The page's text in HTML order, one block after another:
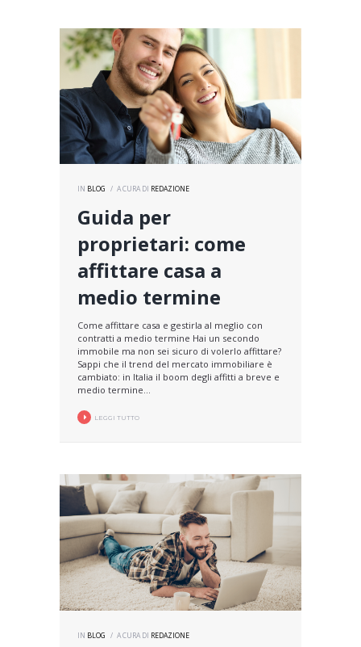
IN BLOG A CURA DI REDAZIONE
Guida per
proprietari: come
affittare casa a
medio termine
Come affittare casa e gestirla al meglio con
contratti a medio termine Hai un secondo
immobile ma non sei sicuro di volerlo affittare?
Sappi che il trend del mercato immobiliare è
cambiato: in Italia il boom degli affitti a breve e
medio termine...
LEGGI TUTTO
IN BLOG A CURA DI REDAZIONE